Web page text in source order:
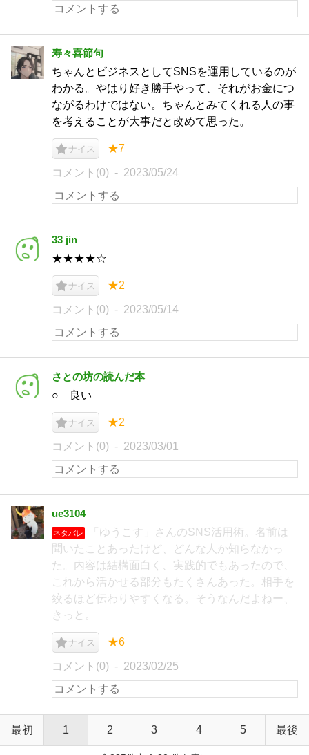
寿々喜節句
ちゃんとビジネスとしてSNSを運用しているのが
わかる。やはり好き勝手やって、それがお金につ
ながるわけではない。ちゃんとみてくれる人の事
を考えることが大事だと改めて思った。
ナイス ★7
コメント(0) 2023/05/24
33 jin
★★★★☆
ナイス ★2
コメント(0) 2023/05/14
さとの坊の読んだ本
○ 良い
ナイス ★2
コメント(0) 2023/03/01
ue3104
ネタバレ
「ゆうこす」さんのSNS活用術。名前は
聞いたことあったけど、どんな人か知らなかっ
た。内容は結構面白く、実践的でもあったので、
これから活かせる部分もたくさんあった。相手を
絞るほど伝わりやすくなる。そうなんだよねー、
きっと。
ナイス ★6
コメント(0) 2023/02/25
最初 1 2 3 4 5 最後